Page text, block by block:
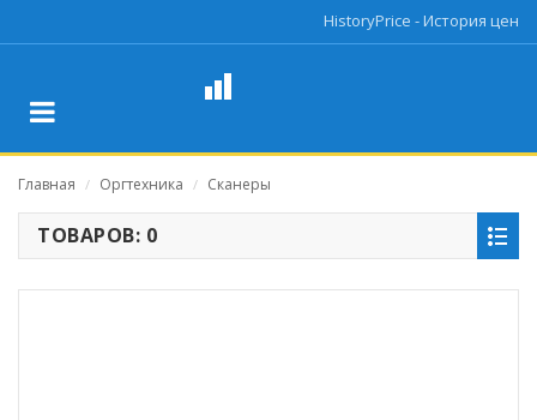
HistoryPrice - История цен
Главная / Оргтехника / Сканеры
ТОВАРОВ: 0